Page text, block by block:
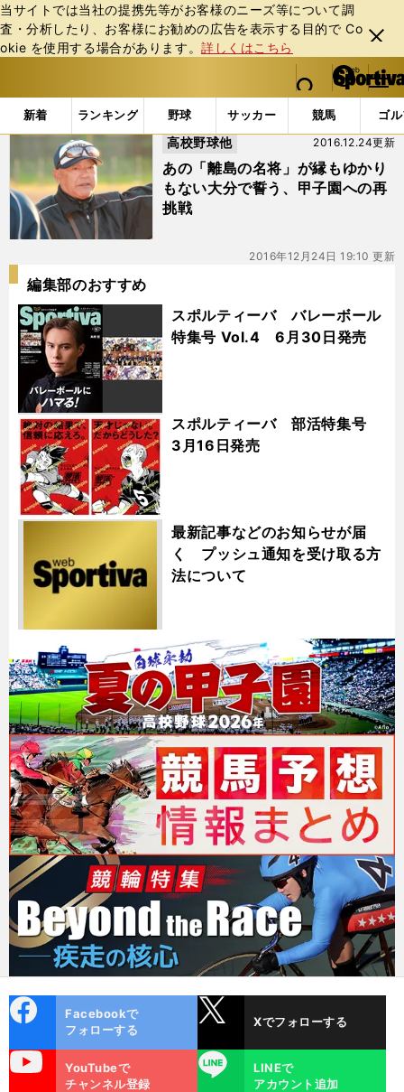
当サイトでは当社の提携先等がお客様のニーズ等について調
査・分析したり、お客様にお勧めの広告を表⽰する⽬的で Co
okie を使⽤する場合があります。詳しくはこちら
閉じ
る
web Sportiva (webスポルティーバ)
検索
マイペ
ー
ジ
メニュ
新着 ランキング 野球 サッカー 競馬 ゴ
b
ス
ル
テ
ィ
ー
バ
「#伊志嶺監督」の最新ニュース・ 情報
あの「離島の名将」が縁もゆかり
もない大分で誓う、甲子園への再
挑戦
2016.12.24更新
高校野球他
2016年12月24日 19:10 更新
編集部のおすすめ
スポルティーバ バレーボール
特集号 Vol.4 6月30日発売
スポルティーバ 部活特集号
3月16日発売
最新記事などのお知らせが届
く プッシュ通知を受け取る方
法について
ok
Facebookで
フォローする
Xでフォローする
YouTubeで
チャンネル登録
LINE
LINEで
アカウント追加